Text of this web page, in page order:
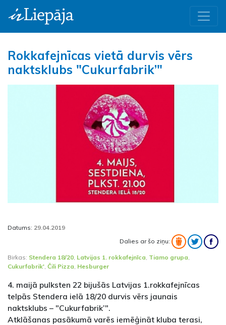
Rokkafejnīcas vietā durvis vērs
naktsklubs "Cukurfabrik’"
Datums: 29.04.2019
Dalies ar šo ziņu:
Birkas: Stendera 18/20 Latvijas 1. rokkafejnīca Tiamo grupa
Cukurfabrik' Čili Pizza Hesburger
4. maijā pulksten 22 bijušās Latvijas 1.rokkafejnīcas
telpās Stendera ielā 18/20 durvis vērs jaunais
naktsklubs – "Cukurfabrik’".
Atklāšanas pasākumā varēs iemēģināt kluba terasi,